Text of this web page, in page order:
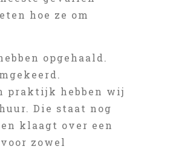
hoe ze om
opgehaald.
praktijk hebben wij
Die staat nog
klaagt over een
zowel